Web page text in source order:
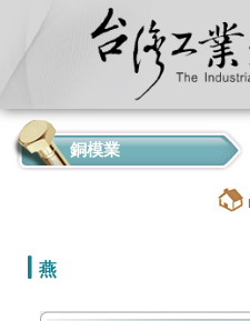
銅模業
燕